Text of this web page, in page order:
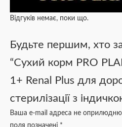
Відгуків немає, поки що.
Будьте першим, хто
“Сухий корм PRO
1+ Renal Plus для
стерилізації з
Ваша e-mail адреса не
поля позначені *